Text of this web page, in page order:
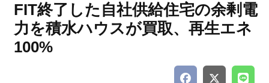
FIT終了した自社供給住宅の余剰電
力を積水ハウスが買取、再生エネ
100%